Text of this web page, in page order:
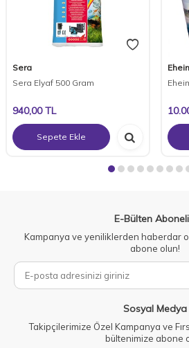
Sera
Sera Elyaf 500 Gram
940,00TL
Sepete Ekle
E-Bülten
Kampanya ve yeniliklerden haberdar
abone olun!
Sosyal Medya
Takipçilerimize Özel Kampanya ve
bültenimize abone